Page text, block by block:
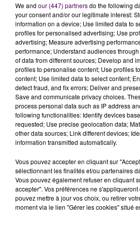
Pour voir et revoir toutes nos
la chaîne YouTube de Sweet FM!
We and our (447) partnersdo the following
your consent and/or our legitimate interest:
information on a device; Use limited data to
profiles for personalised advertising; Use
advertising; Measure advertising
performance; Understand audiences
of data from different sources; Develop and
profiles to personalise content; Use profiles
content; Use limited data to select content;
detect fraud, and fix errors; Deliver and
Save and communicate privacy choices.
process personal data such as IP address
following functionalities: Identify devices
requested; Use precise geolocation data;
other data sources; Link different devices;
information transmitted automatically.
Vous pouvez accepter en cliquant sur
sélectionnant les finalités et/ou partenaires
Vous pouvez également refuser en cliquant
accepter". Vos préférences ne
pouvez mettre à jour vos choix, ou retirer
moment via le lien "Gérer les cookies" situé